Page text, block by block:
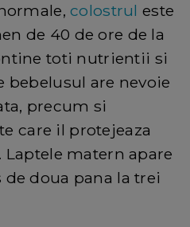
colostrul este
de 40 de ore de la
toti nutrientii si
bebelusul are nevoie
precum si
care il protejeaza
matern apare
doua pana la trei